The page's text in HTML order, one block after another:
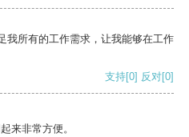
我所有的工作需求，让我能够在工作
支持[0] 反对[0]
来非常方便。